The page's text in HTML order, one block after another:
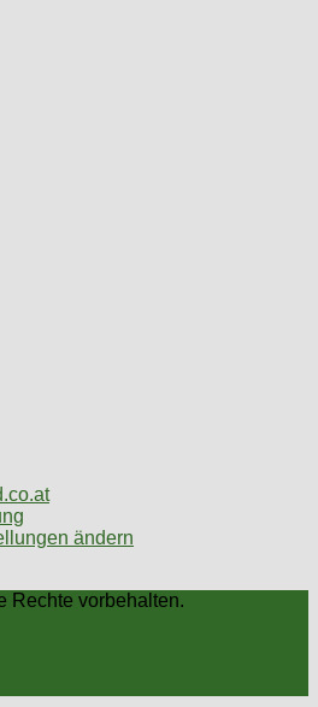
ändern
Rechte vorbehalten.